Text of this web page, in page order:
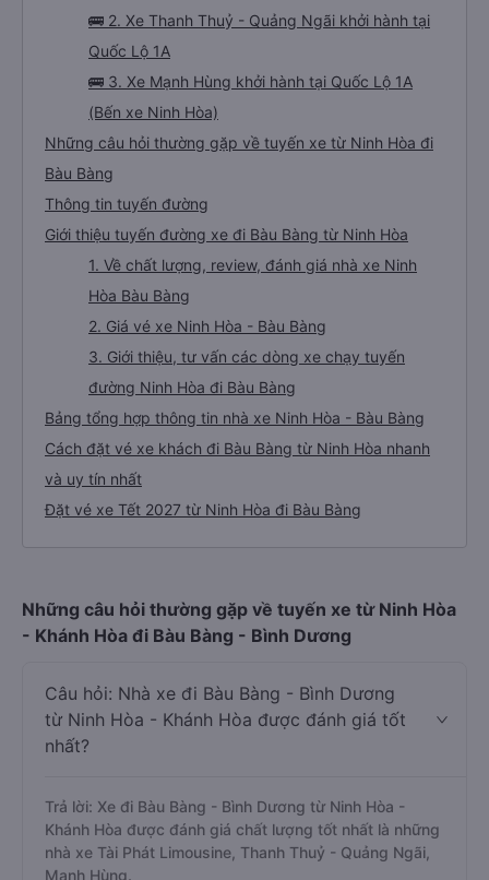
🚌 2. Xe Thanh Thuỷ - Quảng Ngãi khởi hành tại
Quốc Lộ 1A
🚌 3. Xe Mạnh Hùng khởi hành tại Quốc Lộ 1A
(Bến xe Ninh Hòa)
Những câu hỏi thường gặp về tuyến xe từ Ninh Hòa đi
Bàu Bàng
Thông tin tuyến đường
Giới thiệu tuyến đường xe đi Bàu Bàng từ Ninh Hòa
1. Về chất lượng, review, đánh giá nhà xe Ninh
Hòa Bàu Bàng
2. Giá vé xe Ninh Hòa - Bàu Bàng
3. Giới thiệu, tư vấn các dòng xe chạy tuyến
đường Ninh Hòa đi Bàu Bàng
Bảng tổng hợp thông tin nhà xe Ninh Hòa - Bàu Bàng
Cách đặt vé xe khách đi Bàu Bàng từ Ninh Hòa nhanh
và uy tín nhất
Đặt vé xe Tết 2027 từ Ninh Hòa đi Bàu Bàng
Những câu hỏi thường gặp về tuyến xe từ Ninh Hòa
- Khánh Hòa đi Bàu Bàng - Bình Dương
Câu hỏi: Nhà xe đi Bàu Bàng - Bình Dương
từ Ninh Hòa - Khánh Hòa được đánh giá tốt
nhất?
Trả lời: Xe đi Bàu Bàng - Bình Dương từ Ninh Hòa -
Khánh Hòa được đánh giá chất lượng tốt nhất là những
nhà xe Tài Phát Limousine, Thanh Thuỷ - Quảng Ngãi,
Mạnh Hùng.